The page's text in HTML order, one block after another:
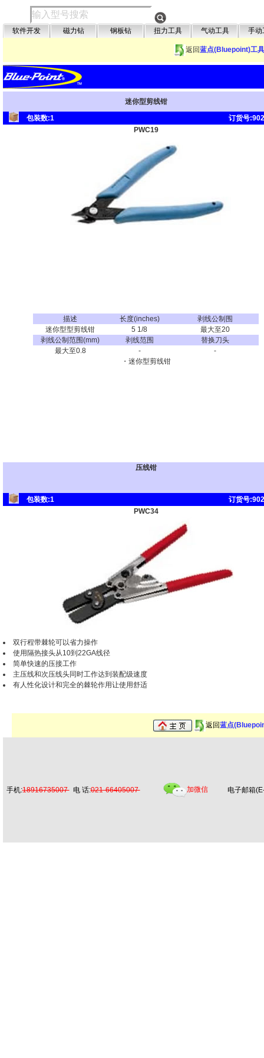
软件开发 磁力钻 钢板钻 扭力工具 气动工具 手动
返回蓝点(Bluepoint)工具
迷你型剪线钳
包装数:1
订货号
PWC19
描述 长度(inches)
剥线公制围
迷你型型剪线钳
5 1/8
最大至20
剥线公制范围(mm)
剥线范围
替换刀头
最大至0.8
-
-
・迷你型剪线钳
压线钳
包装数:1
订货号
PWC34
双行程带棘轮可以省力操作
使用隔热接头从10到22GA线径
简单快速的压接工作
主压线和次压线头同时工作达到装配级速度
有人性化设计和完全的棘轮作用让使用舒适
返回蓝点
手机:18916735007电 话:021-66405007 加微信 电子邮箱